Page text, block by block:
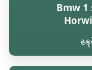
Bmw 1